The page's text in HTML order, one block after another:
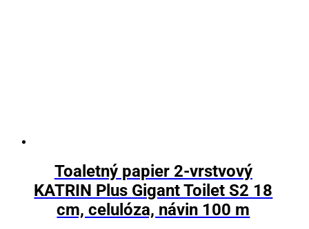
Toaletný papier 2-vrstvový
KATRIN Plus Gigant Toilet S2 18
cm, celulóza, návin 100 m